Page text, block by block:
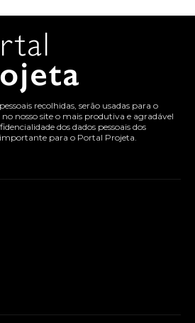
recolhidas, serão usadas para o
nosso site o mais produtiva e agradável
dos dados pessoais dos
para o Portal Projeta.